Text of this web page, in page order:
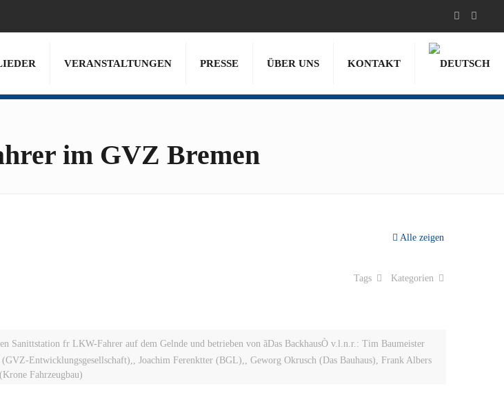
VERANSTALTUNGEN PRESSE ÜBER UNS KONTAKT
im GVZ Bremen
Alle zeigen
Kategorien
Tags
Sanittstation fr LKW-Fahrer auf dem Gelnde und betrieben von ãDas BackhausÒ v.l.n.r.: Tim Baumeister
Entwicklungsgesellschaft),, Joachim Ferenktter (BGL),, Geworg Okrusch (Das Bauhaus), Frank Albers
(Krone Fahrzeugbau)